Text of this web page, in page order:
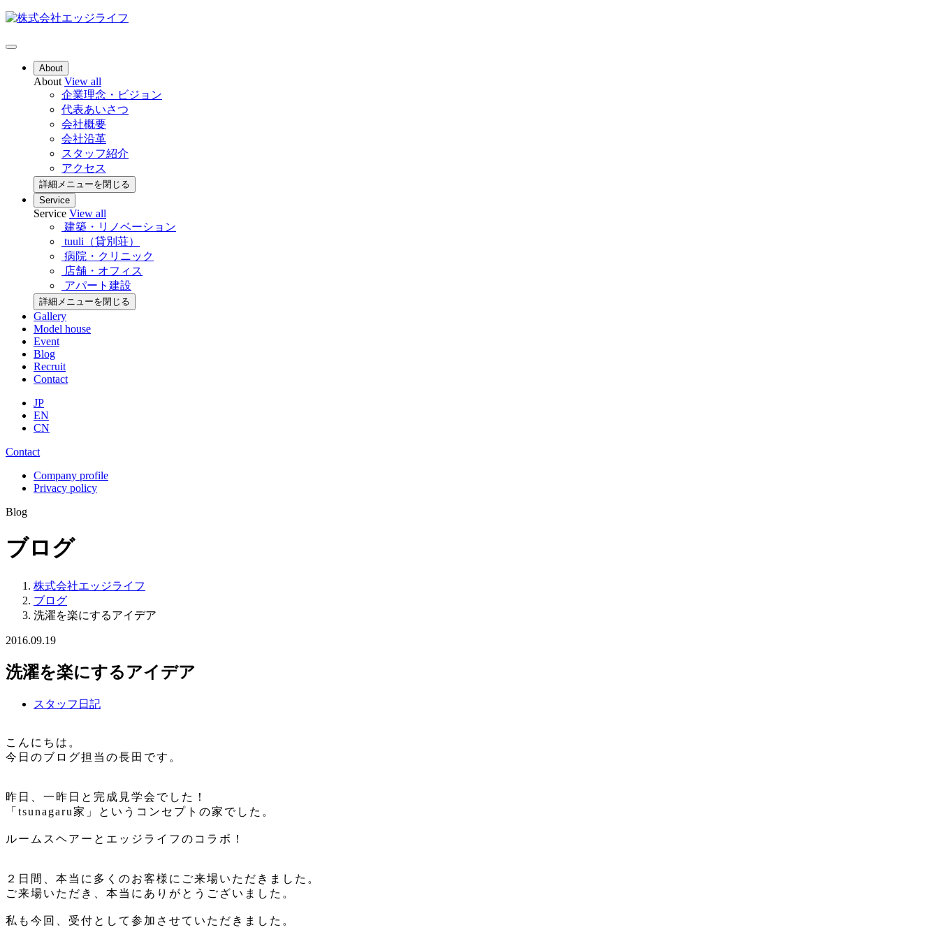
About
About View all
企業理念・ビジョン
代表あいさつ
会社概要
会社沿革
スタッフ紹介
アクセス
詳細メニューを閉じる
Service
Service View all
建築・リノベーション
tuuli（貸別荘）
病院・クリニック
店舗・オフィス
アパート建設
詳細メニューを閉じる
Gallery
Model house
Event
Blog
Recruit
Contact
JP
EN
CN
Contact
Company profile
Privacy policy
Blog
ブログ
株式会社エッジライフ
ブログ
洗濯を楽にするアイデア
2016.09.19
洗濯を楽にするアイデア
スタッフ日記
こんにちは。
今日のブログ担当の長田です。
昨日、一昨日と完成見学会でした！
「tsunagaru家」というコンセプトの家でした。
ルームスヘアーとエッジライフのコラボ！
２日間、本当に多くのお客様にご来場いただきました。
ご来場いただき、本当にありがとうございました。
私も今回、受付として参加させていただきました。